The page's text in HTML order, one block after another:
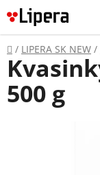
Prejsť
na
obsah
Domov
/ LIPERA SK NEW /
500 g